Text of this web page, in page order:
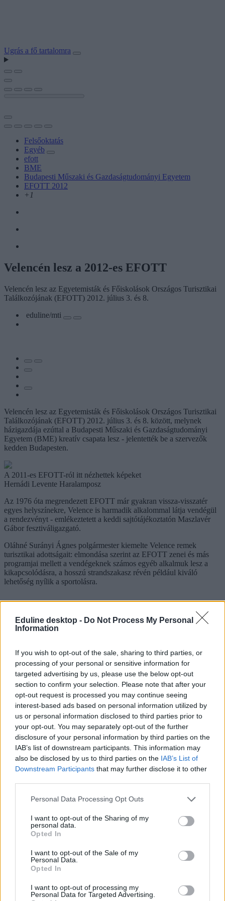
Eduline desktop - Do Not Process My Personal
Information
If you wish to opt-out of the sale, sharing to third parties, or
processing of your personal or sensitive information for
targeted advertising by us, please use the below opt-out
section to confirm your selection. Please note that after your
opt-out request is processed you may continue seeing
interest-based ads based on personal information utilized by
us or personal information disclosed to third parties prior to
your opt-out. You may separately opt-out of the further
disclosure of your personal information by third parties on the
IAB’s list of downstream participants. This information may
also be disclosed by us to third parties on the IAB’s List of
Downstream Participants that may further disclose it to other
Personal Data Processing Opt Outs
I want to opt-out of the Sharing of my
personal data.
Opted In
I want to opt-out of the Sale of my
Personal Data.
Opted In
I want to opt-out of processing my
Personal Data for Targeted Advertising.
Ugrás a fő tartalomra
Felsőoktatás
Egyéb
efott
BME
Budapesti Műszaki és Gazdaságtudományi Egyetem
EFOTT 2012
+1
Velencén lesz a 2012-es EFOTT
Velencén lesz az Egyetemisták és Főiskolások Országos Turisztikai
Találkozójának (EFOTT) 2012. július 3. és 8.
eduline/mti
Velencén lesz az Egyetemisták és Főiskolások Országos Turisztikai
Találkozójának (EFOTT) 2012. július 3. és 8. között, melynek
házigazdája ezúttal a Budapesti Műszaki és Gazdaságtudományi
Egyetem (BME) kreatív csapata lesz - jelentették be a szervezők
kedden Budapesten.
A 2011-es EFOTT-ról itt nézhettek képeket
Hernádi Levente Haralamposz
Az 1976 óta megrendezett EFOTT már gyakran vissza-visszatér
egyes helyszínekre, Velence is harmadik alkalommal látja vendégül
a rendezvényt - emlékeztetett a keddi sajtótájékoztatón Maszlavér
Gábor fesztiváligazgató.
Oláhné Surányi Ágnes polgármester kiemelte Velence remek
turisztikai adottságait: elmondása szerint az EFOTT zenei és más
programjai mellett a vendégeknek számos egyéb alkalmuk lesz a
kikapcsolódásra, a hosszú strandszakasz révén például kiváló
lehetőség nyílik a sportolásra.
efott
BME
Budapesti Műszaki és Gazdaságtudományi Egyetem
Hozzászólások
Mikor pihenhettek még 2026-ban? Itt van az összes
hosszú hétvége és tanítási szünet
Campus life
Lannert Judit: Rugalmasabb napkezdés, hosszabb
szünetek és több mozgás jöhet az alsó tagozatokban
szeptembertől
Tizennégy pontos szakmai javaslatcsomagot kaptak az általános
terhelése, és több idő jusson mozgásra, kreatív tevékenységekre,
valamint tapasztalati tanulásra. Az intézmények már a 2026/2027-es